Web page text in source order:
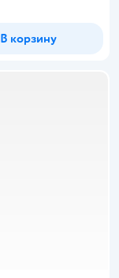
В корзину